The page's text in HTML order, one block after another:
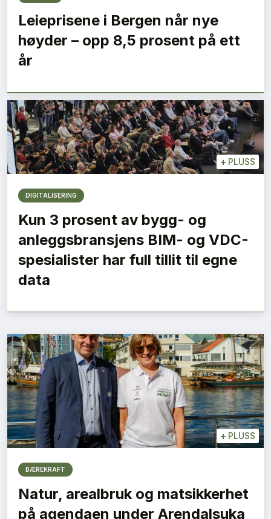
Leieprisene i Bergen når nye
høyder – opp 8,5 prosent på ett
år
+ PLUSS
DIGITALISERING
Kun 3 prosent av bygg- og
anleggsbransjens BIM- og VDC-
spesialister har full tillit til egne
data
+ PLUSS
BÆREKRAFT
Natur, arealbruk og matsikkerhet
på agendaen under Arendalsuka